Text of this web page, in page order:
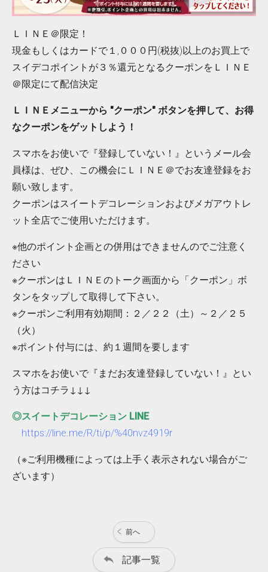
ＬＩＮＥ＠限定！
現金もしくはカードで１,０００円(税抜)以上のお買上で
スイデコポイントが３％還元となるクーポンをＬＩＮＥ
＠限定にて配信決定
ＬＩＮＥメニューから "クーポン" ボタンを押して、お得
なクーポンをゲットしよう！
スマホをお使いで『登録していない！』というメール会
員様は、ぜひ、この機会にＬＩＮＥ＠でお友達登録をお
願い致します。
クーポンはスイートデコレーションおよびメガアウトレ
ット全店でご使用いただけます。
※他のポイント企画との併用はできませんのでご注意く
ださい
※クーポンはＬＩＮＥのトーク画面から「クーポン」ボ
タンをタップして取得して下さい。
※クーポンご利用有効期間：２／２２（土）～２／２５
（火）
※ポイント付与には、約１週間を要します
スマホをお使いで『まだお友達登録していない！』とい
う方はコチラ↓↓↓
◎スイートデコレーション LINE
https://line.me/R/ti/p/%40nvz4919r
（※ご利用機種によっては上手く表示されない場合がご
ざいます）
前へ
記事一覧